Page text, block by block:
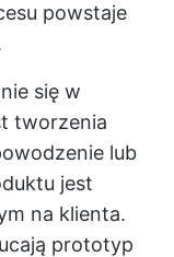
powstaje
się w
tworzenia
lub
jest
na klienta.
prototyp